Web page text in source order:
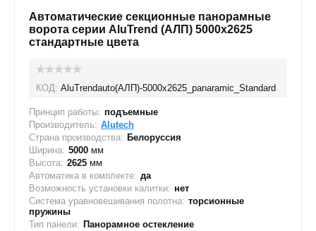
Автоматические секционные панорамные
ворота серии AluTrend (АЛП) 5000х2625
стандартные цвета
КОД: AluTrendauto(АЛП)-5000х2625_panaramic_Standard
Принцип работы: подъемные
Производитель: Alutech
Страна производства: Белоруссия
Ширина: 5000 мм
Высота: 2625 мм
Автоматика в комплекте: да
Возможность установки калитки: нет
Система уравновешивания полотна: торсионные
пружины
Тип панели: Панорамное остекление